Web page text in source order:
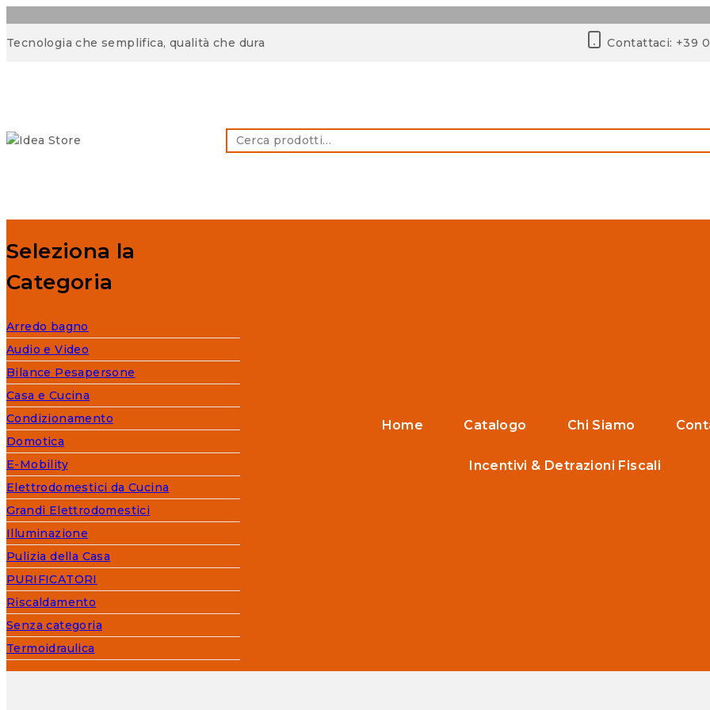
to
Tecnologia che semplifica, qualità che dura Contattaci: +39
Cerca:
Seleziona la
Categoria
Arredo bagno
Audio e Video
Bilance Pesapersone
Casa e Cucina
Condizionamento
Domotica
E-Mobility
Elettrodomestici da Cucina
Grandi Elettrodomestici
Illuminazione
Pulizia della Casa
PURIFICATORI
Riscaldamento
Senza categoria
Termoidraulica
Home Catalogo Chi Siamo
Incentivi & Detrazioni Fiscali